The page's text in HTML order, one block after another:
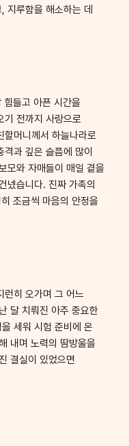
지루함을 해소하는 데
들고 아픈 시간을
기 전까지 사랑으로
머니께서 하늘나라로
과 깊은 슬픔에 많이
모와 자매들이 매일 곁을
넸습니다. 진짜 가족의
조금씩 마음의 안정을
런히 오가며 그 어느
달 치뤄진 아주 중요한
세워 시험 준비에 온
내며 노력의 땀방울을
결실이 있었으면